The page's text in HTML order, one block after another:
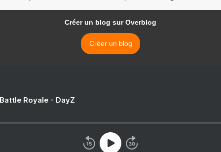
Créer un blog sur Overblog
Créer un blog
Royale - DayZ